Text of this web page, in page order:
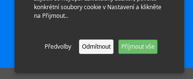
konkrétní soubory cookie v Nastavení a klikněte
na Přijmout..
Předvolby Odmítnout Příjmout vše
625 00 Brno